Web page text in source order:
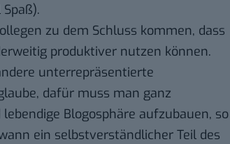
zu dem Schluss kommen, dass
produktiver nutzen können.
unterrepräsentierte
dafür muss man ganz
Blogosphäre aufzubauen, so
ein selbstverständlicher Teil des